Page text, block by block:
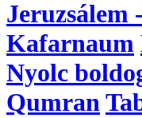
Jeruzsálem
Kafarnaum
Nyolc
Qumran